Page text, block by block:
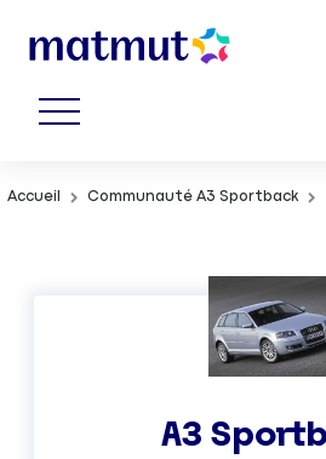
Accueil Communauté A3 Sportback
A3